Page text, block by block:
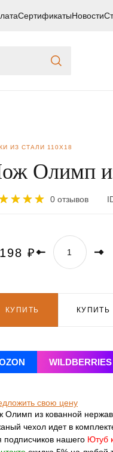
СертификатыНовости
ИЗ СТАЛИ 110Х18
Олимп
0 отзывов
₽
КУПИТЬ КУПИТЬ
WILDBERRIES
свою цену
Олимп из кованной
чехол идет в
подписчиков нашего Ютуб